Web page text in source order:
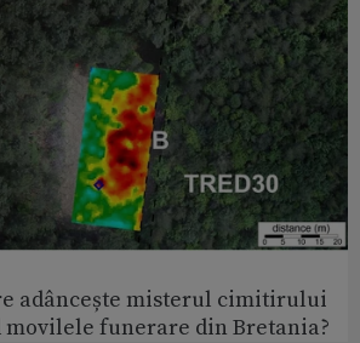
adâncește misterul cimitirului
movilele funerare din Bretania?